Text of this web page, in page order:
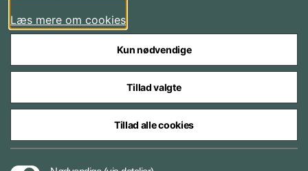
Læs mere om cookies
Kun nødvendige
Tillad valgte
Tillad alle cookies